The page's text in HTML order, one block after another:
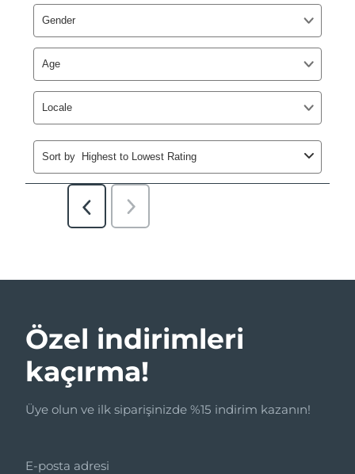
Özel indirimleri
kaçırma!
Üye olun ve ilk siparişinizde %15 indirim kazanın!
E-posta adresi